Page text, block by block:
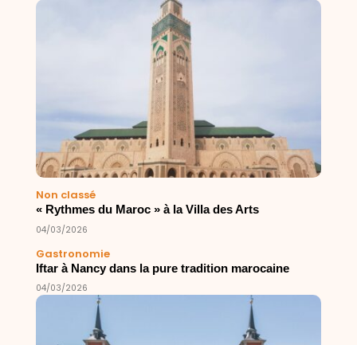
Non classé
« Rythmes du Maroc » à la Villa des Arts
04/03/2026
Gastronomie
Iftar à Nancy dans la pure tradition marocaine
04/03/2026